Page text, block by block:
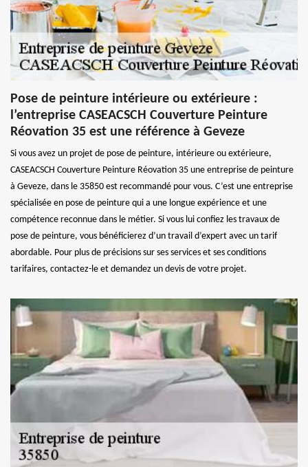
Pose de peinture intérieure ou extérieure :
l’entreprise CASEACSCH Couverture Peinture
Réovation 35 est une référence à Geveze
Si vous avez un projet de pose de peinture, intérieure ou extérieure,
CASEACSCH Couverture Peinture Réovation 35 une entreprise de peinture
à Geveze, dans le 35850 est recommandé pour vous. C’est une entreprise
spécialisée en pose de peinture qui a une longue expérience et une
compétence reconnue dans le métier. Si vous lui confiez les travaux de
pose de peinture, vous bénéficierez d’un travail d’expert avec un tarif
abordable. Pour plus de précisions sur ses services et ses conditions
tarifaires, contactez-le et demandez un devis de votre projet.